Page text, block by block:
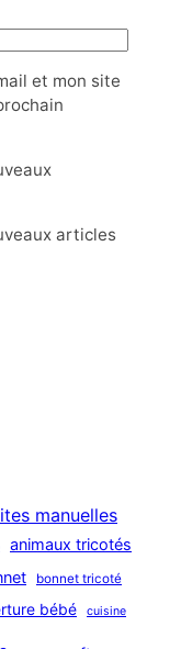
et mon site
articles
manuelles
animaux tricotés
bonnet tricoté
bébé cuisine